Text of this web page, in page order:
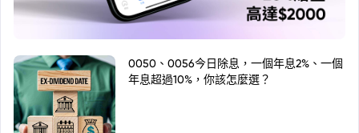
0050、0056今日除息，一個年息2%、一個
年息超過10%，你該怎麼選？